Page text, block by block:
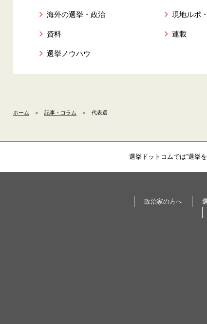
海外の選挙・政治 現地ルポ
資料 連載
選挙ノウハウ
ホーム ＞ 記事・コラム ＞ 代表選
選挙ドットコムでは”選挙
政治家の方へ